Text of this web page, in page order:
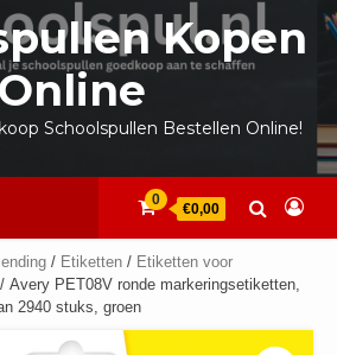
Kopen
Online
Schoolspullen Bestellen Online!
0
€0,00
/ Etiketten / Etiketten voor
/ Avery PET08V ronde markeringsetiketten,
2940 stuks, groen